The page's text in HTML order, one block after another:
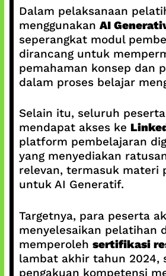
Dalam pelaksanaan
menggunakan AI
seperangkat modul
dirancang untuk
pemahaman konsep dan
dalam proses belajar
Selain itu, seluruh
mendapat akses ke
platform pembelajaran
yang menyediakan
relevan, termasuk materi
untuk AI Generatif.
Targetnya, para peserta
menyelesaikan pelatihan
memperoleh sertifikasi
lambat akhir tahun 2024,
pengakuan kompetensi